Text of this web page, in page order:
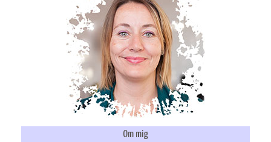
Om mig